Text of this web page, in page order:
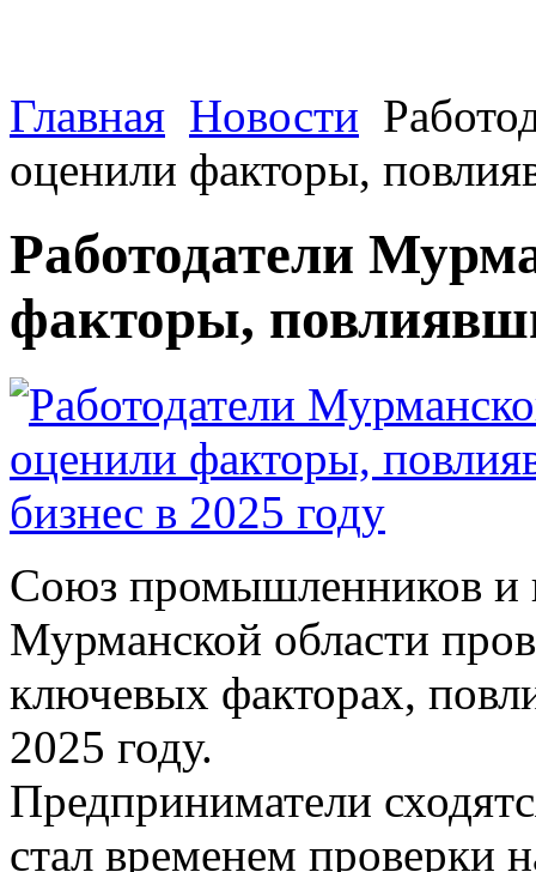
Главная Новости
оценили факторы,
Работодатели
факторы,
Союз промышленников и
Мурманской области
ключевых факторах,
2025 году.
Предприниматели
стал временем проверки